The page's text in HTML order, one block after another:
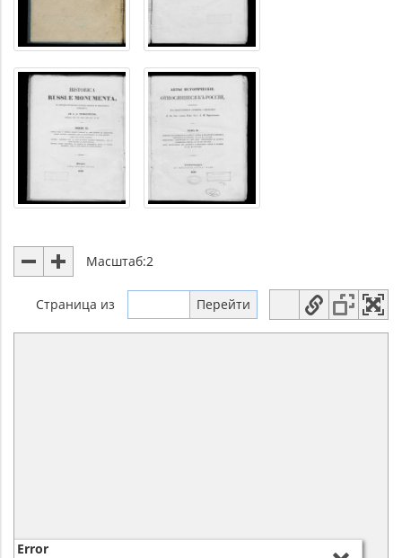
Масштаб:2
Страница из
Error